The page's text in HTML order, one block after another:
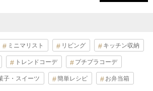
ミニマリスト リビング キッチン収納
トレンドコーデ プチプラコーデ
子・スイーツ 簡単レシピ お弁当箱